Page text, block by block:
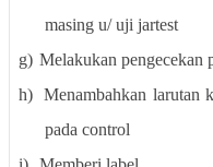
masing u/ uji jartest
g) Melakukan pengecekan
h)
Menambahkan larutan
pada control